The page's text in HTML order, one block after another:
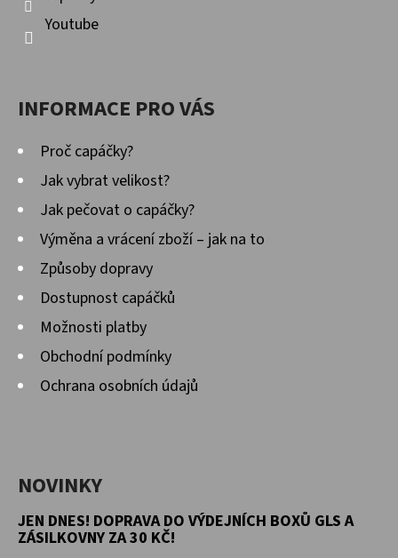
Youtube
INFORMACE PRO VÁS
Proč capáčky?
Jak vybrat velikost?
Jak pečovat o capáčky?
Výměna a vrácení zboží – jak na to
Způsoby dopravy
Dostupnost capáčků
Možnosti platby
Obchodní podmínky
Ochrana osobních údajů
NOVINKY
JEN DNES! DOPRAVA DO VÝDEJNÍCH BOXŮ GLS A
ZÁSILKOVNY ZA 30 KČ!